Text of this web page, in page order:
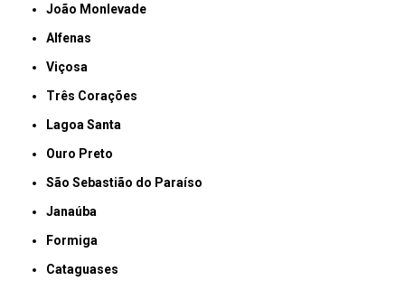
João Monlevade
Alfenas
Viçosa
Três Corações
Lagoa Santa
Ouro Preto
São Sebastião do Paraíso
Janaúba
Formiga
Cataguases